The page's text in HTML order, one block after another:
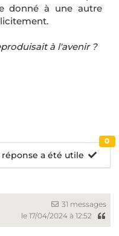
donné à une autre
à l'avenir ?
a été utile
0
31 messages
le 17/04/2024 à 12:52